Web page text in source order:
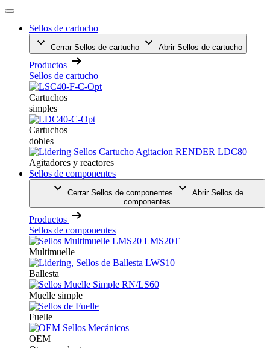
Sellos de cartucho
Cerrar Sellos de cartucho Abrir Sellos de cartucho
Productos
Sellos de cartucho
Cartuchos
simples
Cartuchos
dobles
Agitadores y reactores
Sellos de componentes
Cerrar Sellos de componentes
Abrir Sellos de
componentes
Productos
Sellos de componentes
Multimuelle
Ballesta
Muelle simple
Fuelle
OEM